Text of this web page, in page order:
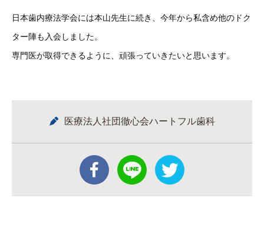
日本歯内療法学会には本山先生に続き、今年から私含め他のドク
ター陣も入会しました。
専門医が取得できるように、頑張っていきたいと思います。
医療法人社団徹心会ハートフル歯科